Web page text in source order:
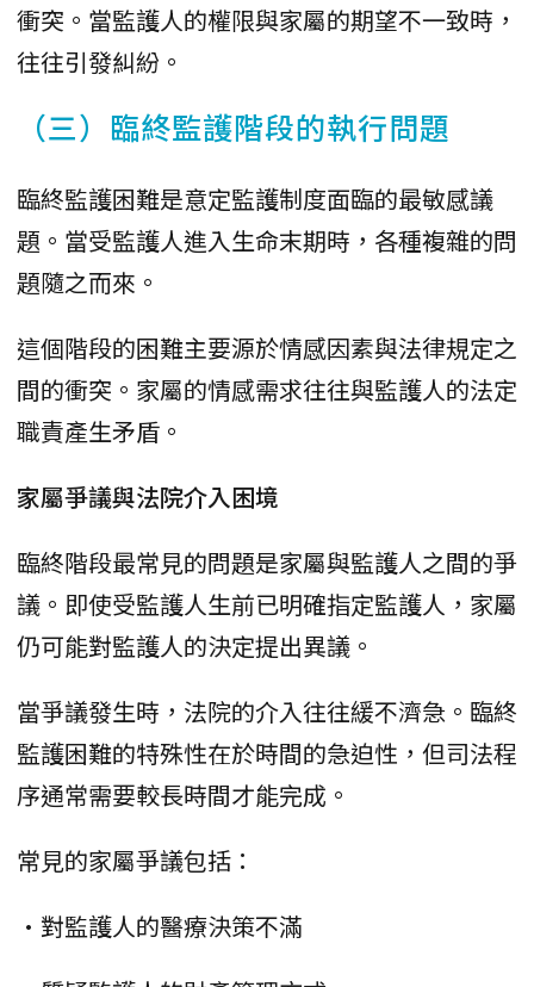
衝突。當監護人的權限與家屬的期望不一致時，
往往引發糾紛。
（三）臨終監護階段的執行問題
臨終監護困難是意定監護制度面臨的最敏感議
題。當受監護人進入生命末期時，各種複雜的問
題隨之而來。
這個階段的困難主要源於情感因素與法律規定之
間的衝突。家屬的情感需求往往與監護人的法定
職責產生矛盾。
家屬爭議與法院介入困境
臨終階段最常見的問題是家屬與監護人之間的爭
議。即使受監護人生前已明確指定監護人，家屬
仍可能對監護人的決定提出異議。
當爭議發生時，法院的介入往往緩不濟急。臨終
監護困難的特殊性在於時間的急迫性，但司法程
序通常需要較長時間才能完成。
常見的家屬爭議包括：
•對監護人的醫療決策不滿